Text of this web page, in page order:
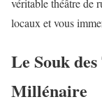
véritable théâtre de
locaux et vous
Le Souk
Millénaire